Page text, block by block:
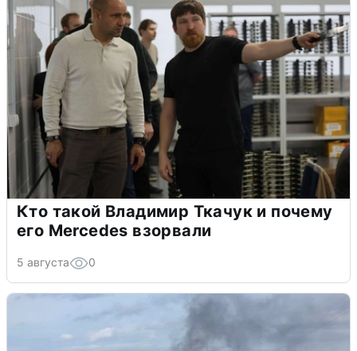
Кто такой Владимир Ткачук и почему
его Mercedes взорвали
5 августа 0